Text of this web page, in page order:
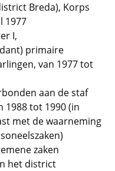
Breda), Korps
1977
I,
primaire
van 1977 tot
aan de staf
1988 tot 1990 (in
met de waarneming
zaken
het district